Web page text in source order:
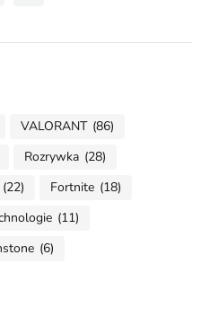
VALORANT (86)
Rozrywka (28)
(22) Fortnite (18)
(11)
(6)